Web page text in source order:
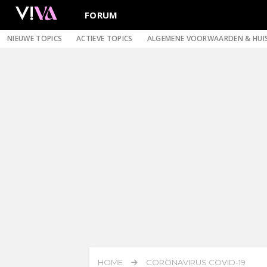
FORUM
NIEUWE TOPICS ACTIEVE TOPICS ALGEMENE VOORWAARDEN &
HOME CORONAVIRUS COVID-19